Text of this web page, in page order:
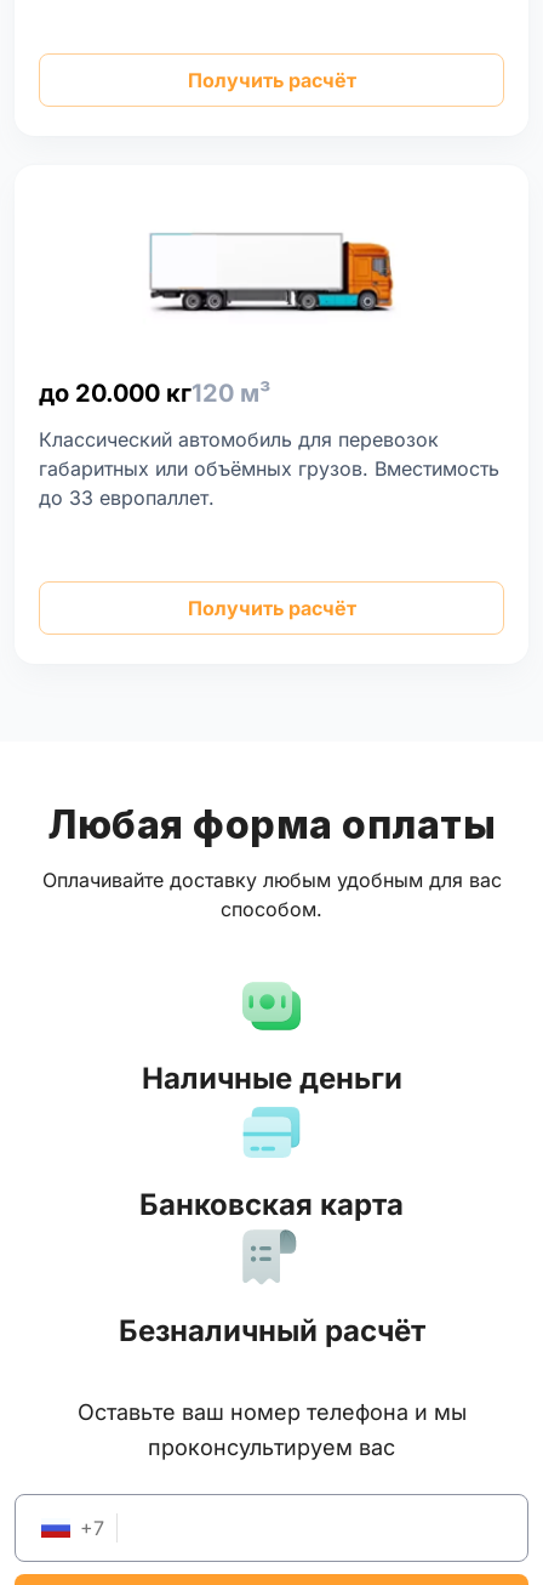
Получить расчёт
до 20.000 кг120 м³
Классический автомобиль для перевозок
габаритных или объёмных грузов. Вместимость
до 33 европаллет.
Получить расчёт
Любая форма оплаты
Оплачивайте доставку любым удобным для вас
способом.
Наличные деньги
Банковская карта
Безналичный расчёт
Оставьте ваш номер телефона и мы
проконсультируем вас
+7